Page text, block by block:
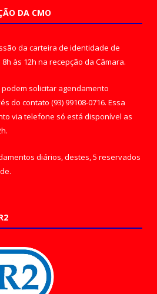
DA CMO
da carteira de identidade de
às 12h na recepção da Câmara.
solicitar agendamento
do contato (93) 99108-0716. Essa
via telefone só está disponível as
diários, destes, 5 reservados